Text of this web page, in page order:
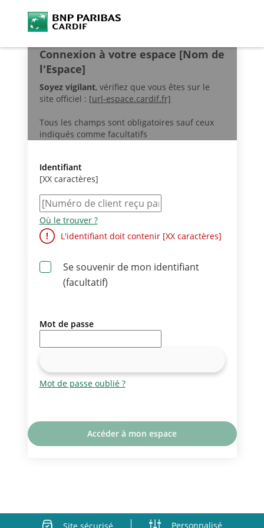
Connexion à votre espace [Nom de
l'Espace]
Soyez vigilant, vérifiez que vous êtes sur le
site officiel : [url-espace.cardif.fr]
Tous les champs sont obligatoires sauf ceux
indiqués comme facultatifs
Identifiant
[XX caractères]
Où le trouver ?
L'identifiant doit contenir [XX caractères]
Se souvenir de mon identifiant
(facultatif)
Mot de passe
Mot de passe oublié ?
Accéder à mon espace
Personnalisé